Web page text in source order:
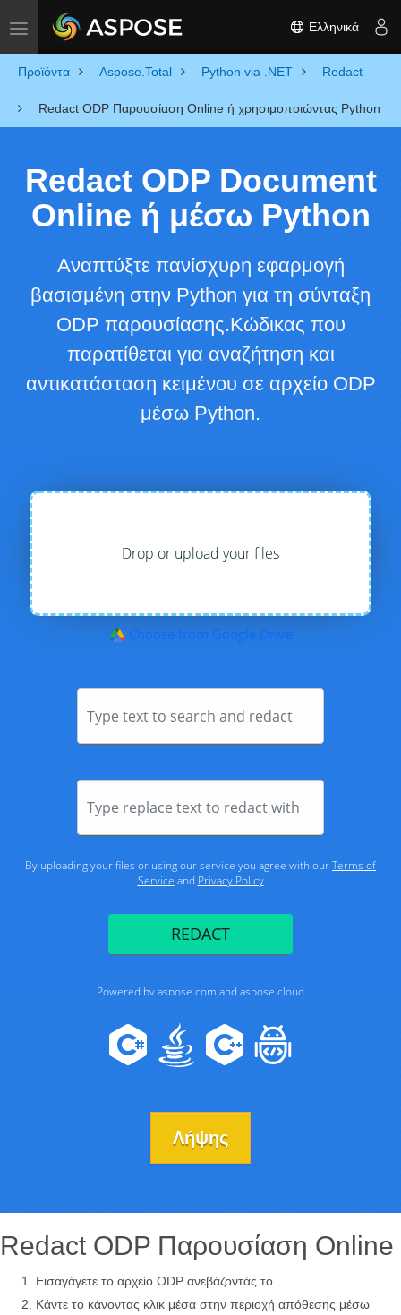
Toggle navigation Ελληνικά
Προϊόντα Aspose.Total Python via .NET Redact
Redact ODP Παρουσίαση Online ή χρησιμοποιώντας Python
Redact ODP Document
Online ή μέσω Python
Αναπτύξτε πανίσχυρη εφαρμογή
βασισμένη στην Python για τη σύνταξη
ODP παρουσίασης.Κώδικας που
παρατίθεται για αναζήτηση και
αντικατάσταση κειμένου σε αρχείο ODP
μέσω Python.
Λήψης
Redact ODP Παρουσίαση Online
Εισαγάγετε το αρχείο ODP ανεβάζοντάς το.
Κάντε το κάνοντας κλικ μέσα στην περιοχή απόθεσης μέσω